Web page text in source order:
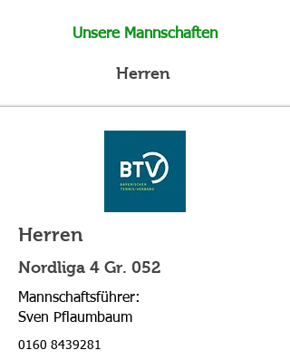
Unsere Mannschaften
Herren
Herren
Nordliga 4 Gr. 052
Mannschaftsführer:
Sven Pflaumbaum
0160 8439281